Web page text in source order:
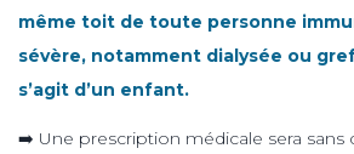
même toit de toute personne
sévère, notamment dialysée ou
s’agit d’un enfant.
➡️ Une prescription médicale sera sans